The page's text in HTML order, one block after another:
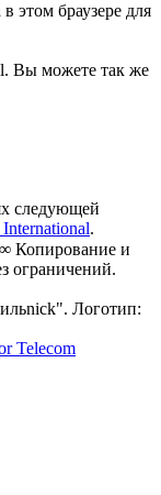
этом браузере для
Вы можете так же
следующей
.
Копирование и
ограничений.
Логотип:
Telecom